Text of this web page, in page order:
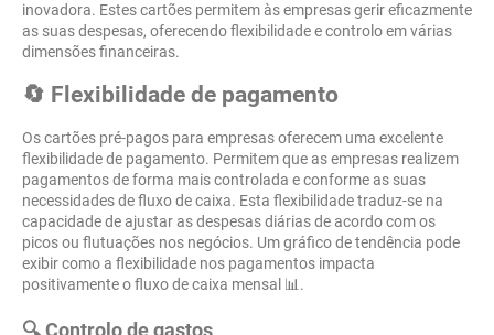
inovadora. Estes cartões permitem às empresas gerir eficazmente
as suas despesas, oferecendo flexibilidade e controlo em várias
dimensões financeiras.
🔄 Flexibilidade de pagamento
Os cartões pré-pagos para empresas oferecem uma excelente
flexibilidade de pagamento. Permitem que as empresas realizem
pagamentos de forma mais controlada e conforme as suas
necessidades de fluxo de caixa. Esta flexibilidade traduz-se na
capacidade de ajustar as despesas diárias de acordo com os
picos ou flutuações nos negócios. Um gráfico de tendência pode
exibir como a flexibilidade nos pagamentos impacta
positivamente o fluxo de caixa mensal 📊.
🔍 Controlo de gastos